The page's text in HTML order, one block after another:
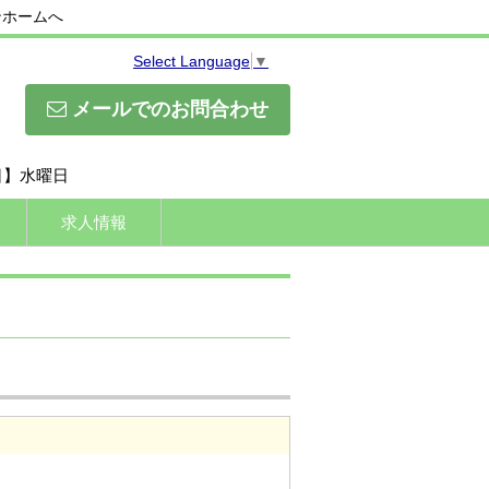
ームへ
Select Language ▼
メールでのお問合わせ
水曜日
求人情報